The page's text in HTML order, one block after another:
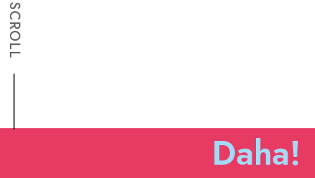
SCROLL
Daha!